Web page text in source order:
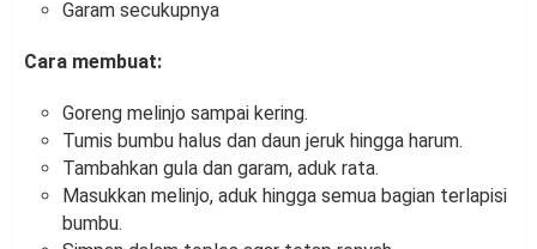
Garam secukupnya
Cara membuat:
Goreng melinjo sampai kering.
Tumis bumbu halus dan daun jeruk hingga harum.
Tambahkan gula dan garam, aduk rata.
Masukkan melinjo, aduk hingga semua bagian terlapisi
bumbu.